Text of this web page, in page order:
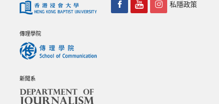
傳理學院
新聞系
私隱政策